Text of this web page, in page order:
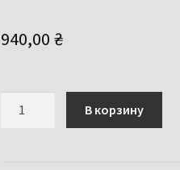
940,00 ₴
В корзину